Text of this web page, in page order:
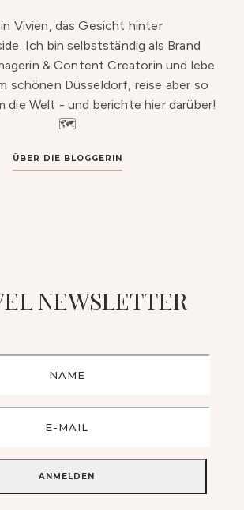
Vivien, das Gesicht hinter
Ich bin selbstständig als Brand
& Content Creatorin und lebe
schönen Düsseldorf, reise aber so
die Welt - und berichte hier darüber!
🗺️
ÜBER DIE BLOGGERIN
NEWSLETTER